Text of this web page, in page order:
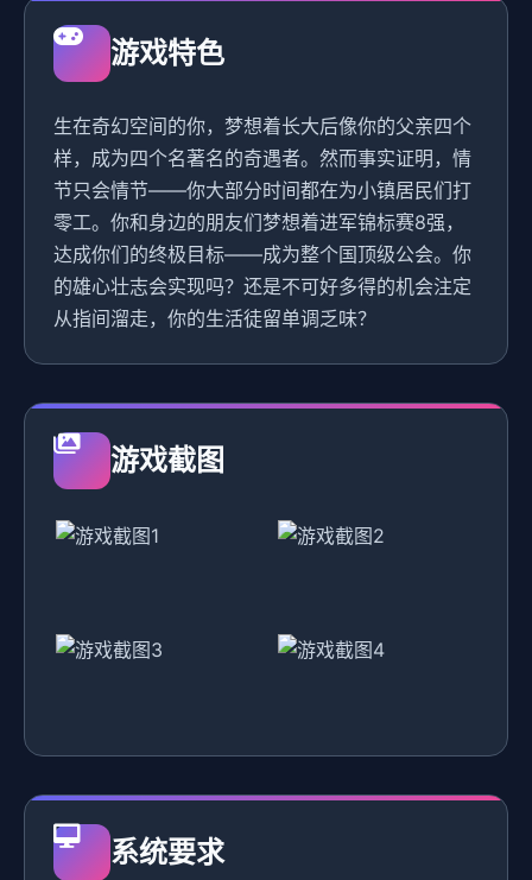
游戏特色
生在奇幻空间的你，梦想着长大后像你的父亲四个
样，成为四个名著名的奇遇者。然而事实证明，情
节只会情节——你大部分时间都在为小镇居民们打
零工。你和身边的朋友们梦想着进军锦标赛8强，
达成你们的终极目标——成为整个国顶级公会。你
的雄心壮志会实现吗？还是不可好多得的机会注定
从指间溜走，你的生活徒留单调乏味？
游戏截图
系统要求